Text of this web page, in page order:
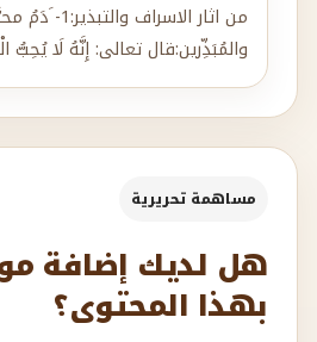
من اثار
والمُبَذِّرين:قال تعالى: إِنَّهُ لَا يُحِبُّ
مساهمة تحريرية
هل لديك إضافة
بهذا المحتوى؟